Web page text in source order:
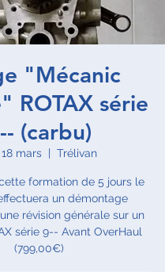
"Mécanic
ROTAX série
(carbu)
mars
  |
Trélivan
formation de 5 jours le
un démontage
révision générale sur un
série 9-- Avant OverHaul
(799,00€)